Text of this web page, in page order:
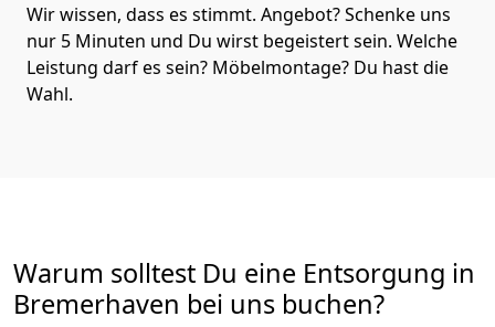
Wir wissen, dass es stimmt. Angebot? Schenke uns
nur 5 Minuten und Du wirst begeistert sein. Welche
Leistung darf es sein? Möbelmontage? Du hast die
Wahl.
Warum solltest Du eine Entsorgung in
Bremer­haven bei uns buchen?